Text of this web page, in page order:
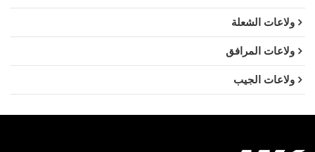
ولاعات الشعلة
ولاعات المرافق
ولاعات الجيب